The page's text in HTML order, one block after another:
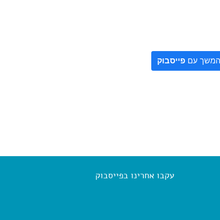
המשך עם פייסבוק
עקבו אחרינו בפייסבוק